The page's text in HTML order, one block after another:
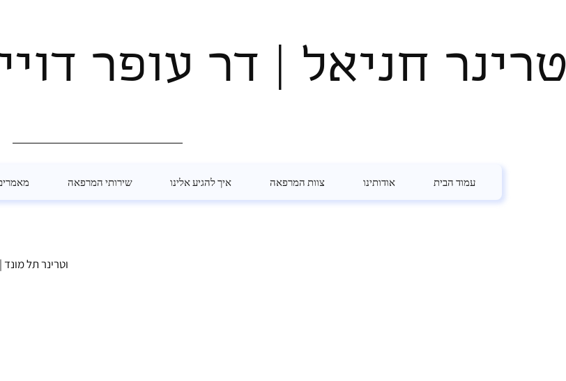
שירותי המרפאה איך להגיע אלינו צוות המרפאה אודותינו עמוד הבית
חניאל | דר עופר
🐾 וטרינר תל